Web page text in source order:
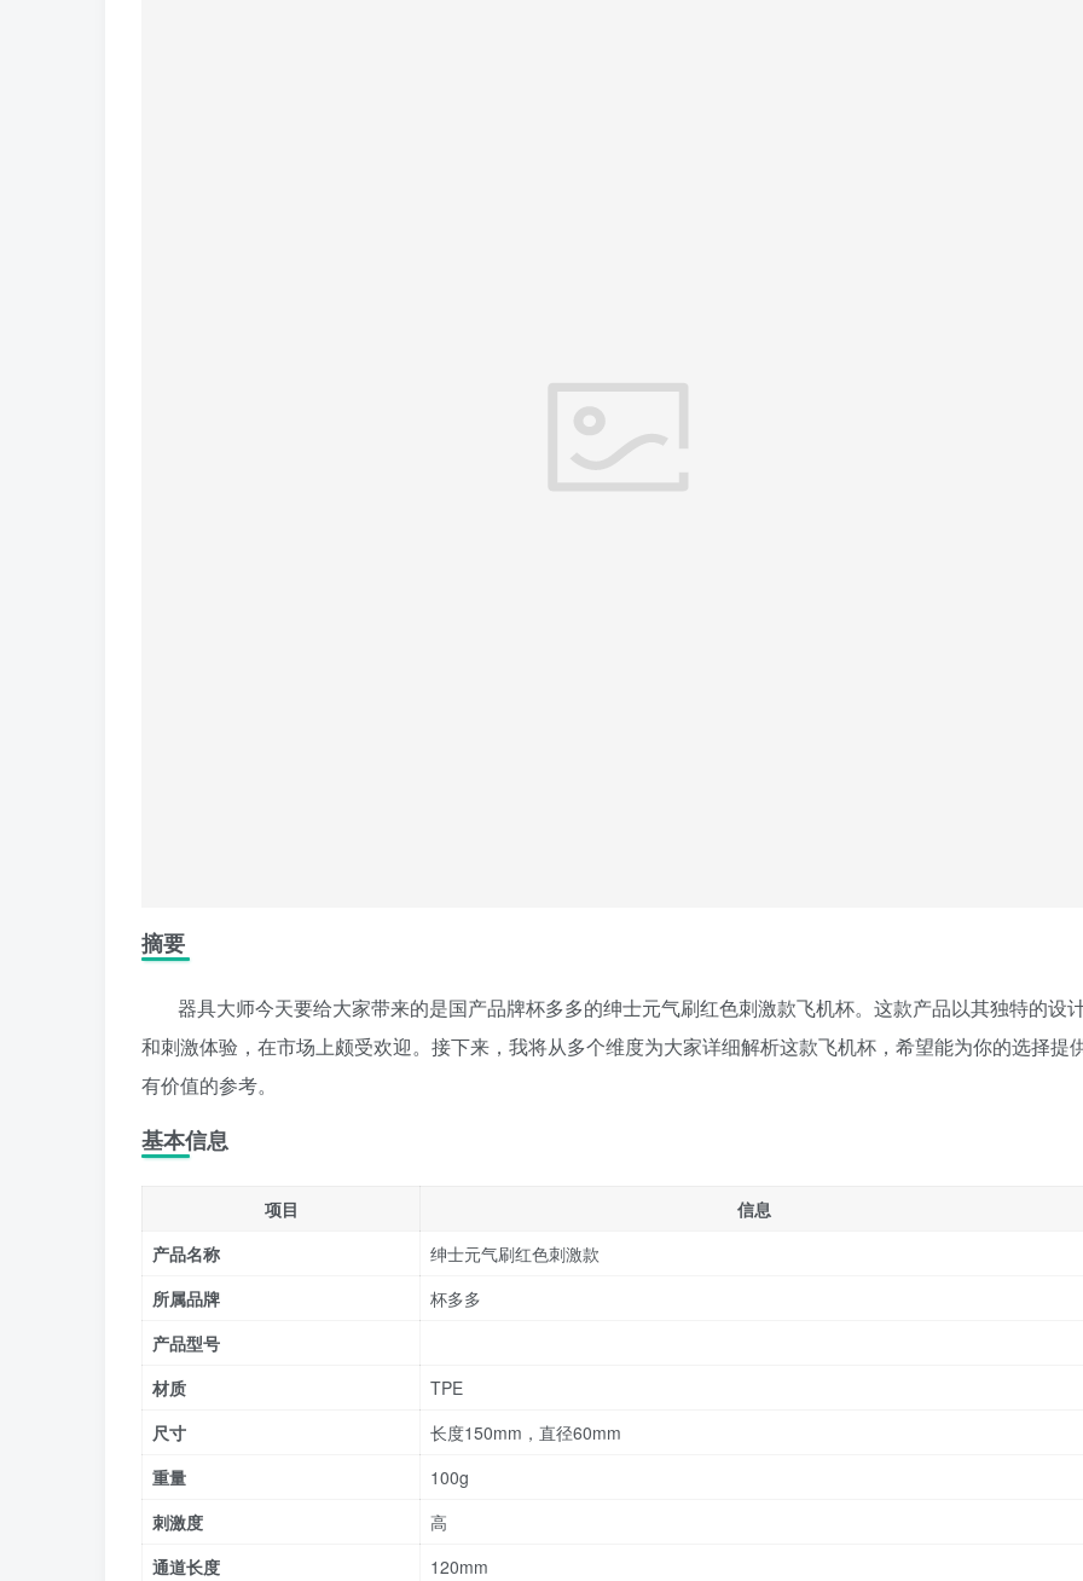
摘要
器具大师今天要给大家带来的是国产品牌杯多多的绅士元气刷红色刺激款飞机杯。这款产品以其独特的设
和刺激体验，在市场上颇受欢迎。接下来，我将从多个维度为大家详细解析这款飞机杯，希望能为你的选择提
有价值的参考。
基本信息
项目
信息
产品名称
绅士元气刷红色刺激款
所属品牌
杯多多
产品型号
材质
TPE
尺寸
长度150mm，直径60mm
重量
100g
刺激度
高
通道长度
120mm